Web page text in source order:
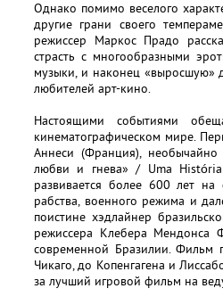
Однако помимо веселого
другие грани своего
режиссер Маркос Прадо
страсть с многообразными
музыки, и наконец «выросшую»
любителей арт-кино.
Настоящими событиями
кинематографическом мире.
Аннеси (Франция), необычайно
любви и гнева» / Uma
развивается более 600 лет
рабства, военного режима и
поистине хэдлайнер
режиссера Клебера Мендонса
современной Бразилии.
Чикаго, до Копенгагена и
за лучший игровой фильм на